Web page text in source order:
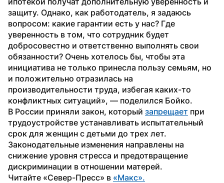
защиту. Однако, как работодатель, я задаюсь
вопросом: какие гарантии есть у нас? Где
уверенность в том, что сотрудник будет
добросовестно и ответственно выполнять свои
обязанности? Очень хотелось бы, чтобы эта
инициатива не только принесла пользу семьям, но
и положительно отразилась на
производительности труда, избегая каких-то
конфликтных ситуаций», — поделился Бойко.
В России приняли закон, который запрещает при
трудоустройстве устанавливать испытательный
срок для женщин с детьми до трех лет.
Законодательные изменения направлены на
снижение уровня стресса и предотвращение
дискриминации в отношении матерей.
Читайте «Север-Пресс» в «Mакс».